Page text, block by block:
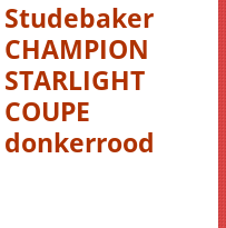
Studebaker
CHAMPION
STARLIGHT
COUPE
donkerrood